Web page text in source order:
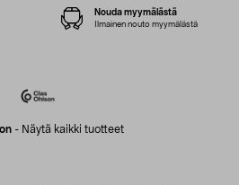
- Näytä kaikki tuotteet
Nouda myymälästä
Ilmainen nouto myymälästä